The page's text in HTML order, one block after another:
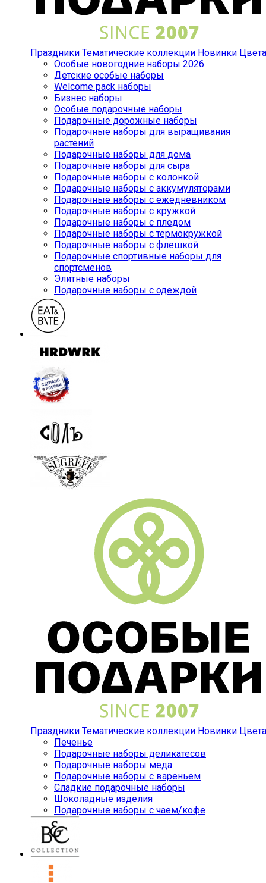
Праздники Тематические коллекции Новинки Цвета
Особые новогодние наборы 2026
Детские особые наборы
Welcome pack наборы
Бизнес наборы
Особые подарочные наборы
Подарочные дорожные наборы
Подарочные наборы для выращивания
растений
Подарочные наборы для дома
Подарочные наборы для сыра
Подарочные наборы с колонкой
Подарочные наборы с аккумуляторами
Подарочные наборы с ежедневником
Подарочные наборы с кружкой
Подарочные наборы с пледом
Подарочные наборы с термокружкой
Подарочные наборы с флешкой
Подарочные спортивные наборы для
спортсменов
Элитные наборы
Подарочные наборы с одеждой
Праздники Тематические коллекции Новинки Цвета
Печенье
Подарочные наборы деликатесов
Подарочные наборы меда
Подарочные наборы с вареньем
Сладкие подарочные наборы
Шоколадные изделия
Подарочные наборы с чаем/кофе